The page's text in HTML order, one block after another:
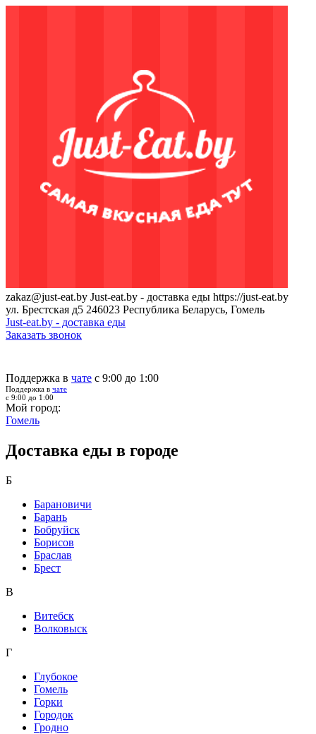
zakaz@just-eat.by Just-eat.by - доставка еды https://just-eat.by
ул. Брестская д5 246023 Республика Беларусь, Гомель
Just-eat.by - доставка еды
Заказать звонок
Поддержка в чате с 9:00 до 1:00
Поддержка в чате
с 9:00 до 1:00
Мой город:
Гомель
Доставка еды в городе
Б
Барановичи
Барань
Бобруйск
Борисов
Браслав
Брест
В
Витебск
Волковыск
Г
Глубокое
Гомель
Горки
Городок
Гродно